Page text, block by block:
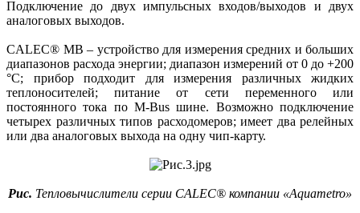
Подключение до двух импульсных входов/выходов и двух
аналоговых выходов.
CALEC® MB – устройство для измерения средних и больших
диапазонов расхода энергии; диапазон измерений от 0 до +200
°C; прибор подходит для измерения различных жидких
теплоносителей; питание от сети переменного или
постоянного тока по M‑Bus шине. Возможно подключение
четырех различных типов расходомеров; имеет два релейных
или два аналоговых выхода на одну чип-карту.
Рис. Тепловычислители серии CALEC® компании «Aquametro»